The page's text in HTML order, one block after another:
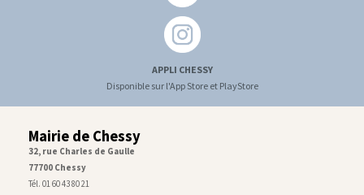
APPLI CHESSY
Disponible sur l'App Store et PlayStore
Mairie de Chessy
32, rue Charles de Gaulle
77700 Chessy
Tél. 01 60 43 80 21